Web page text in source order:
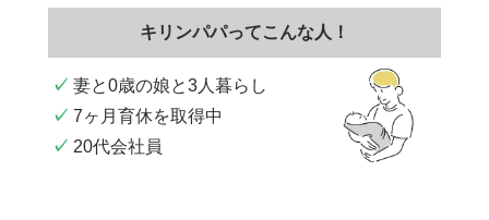
キリンパパってこんな人！
✓ 妻と0歳の娘と3人暮らし
✓ 7ヶ月育休を取得中
✓ 20代会社員